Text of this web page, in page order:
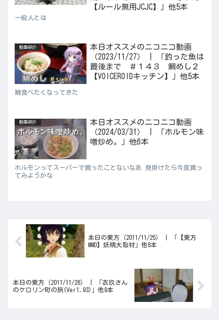
【ルール無用JCJC】」他5本
一般人とは
動画紹介
本日オススメのニコニコ動画
（2023/11/27） | 「釣った魚は
最後まで ＃１４３ 鯛めし２
【VOICEROIDキッチン】」他5本
鯛食べたくなってきた
動画紹介
本日オススメのニコニコ動画
（2024/03/31） | 「ホルモン味
噌炒め。」他6本
ホルモンってスーパーで買ったことないなあ 見掛けたら今度買っ
てみようかな
本日の東方（2011/11/25） | 「【東方
MMD】妖精大取材」他8本
本日の東方（2011/11/26） | 「衣玖さん
のケロリン町の旅(Ver1.93)」他9本